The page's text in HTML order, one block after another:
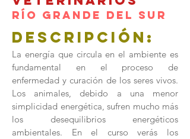
RÍO GRANDE DEL SUR
Descripción:
La energía que circula en el ambiente es
fundamental en el proceso de
enfermedad y curación de los seres vivos.
Los animales, debido a una menor
simplicidad energética, sufren mucho más
los desequilibrios energéticos
ambientales. En el curso verás los